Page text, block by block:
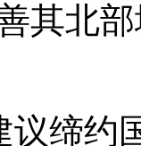
其北
议缔约